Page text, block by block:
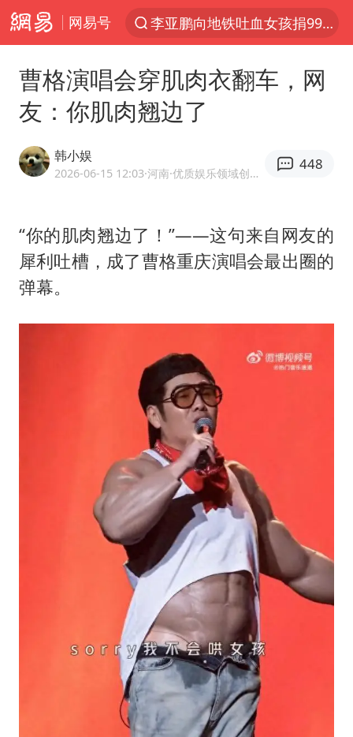
网易号
李亚鹏向地铁吐血女孩捐99999元
服务提质，内需扩容有保障
官方通报传销头目出狱办书院
因凡蒂诺首次公开道歉
人贩子“梅姨”真实姓名曝光
《Monica》填词人黎彼得去世
汕头市政府被约谈
坚持党全面领导和党中央集中统一领导
曹格演唱会穿肌肉衣翻车，网
友：你肌肉翘边了
韩小娱
2026-06-15 12:03·河南 ·优质娱乐领域创作者
448
“你的肌肉翘边了！”——这句来自网友的
犀利吐槽，成了曹格重庆演唱会最出圈的
弹幕。